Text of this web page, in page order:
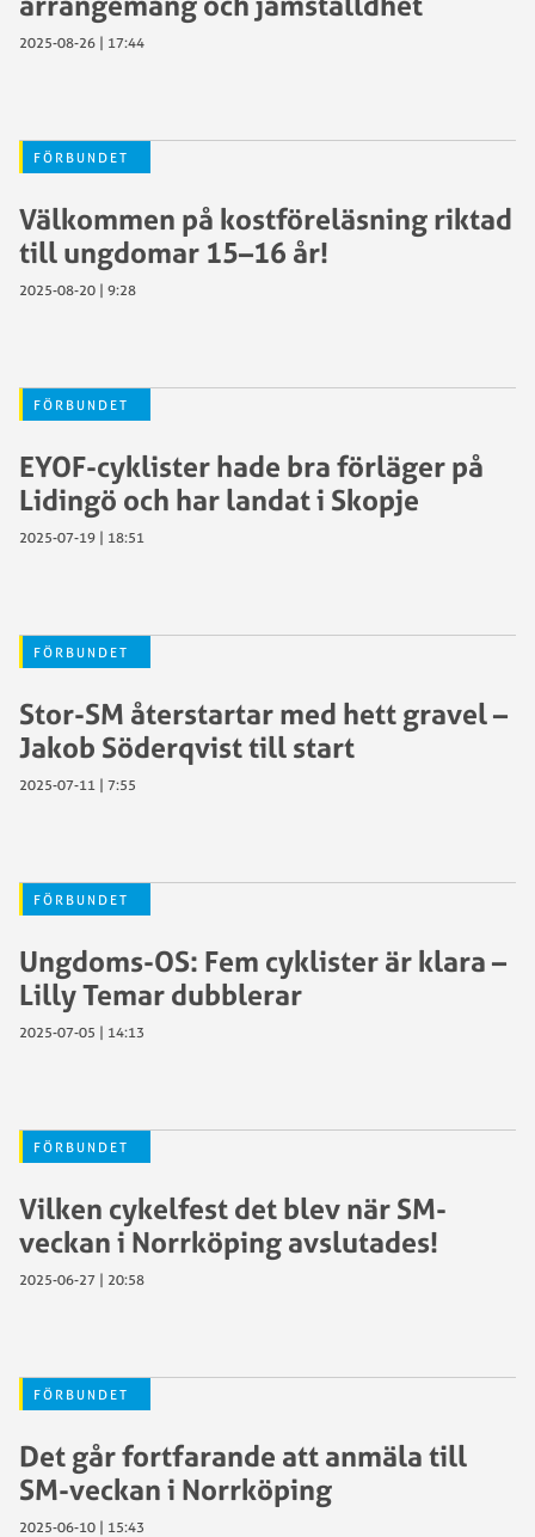
2025-08-26 | 17:44
FÖRBUNDET
Välkommen på kostföreläsning riktad
till ungdomar 15–16 år!
2025-08-20 | 9:28
FÖRBUNDET
EYOF-cyklister hade bra förläger på
Lidingö och har landat i Skopje
2025-07-19 | 18:51
FÖRBUNDET
Stor-SM återstartar med hett gravel –
Jakob Söderqvist till start
2025-07-11 | 7:55
FÖRBUNDET
Ungdoms-OS: Fem cyklister är klara –
Lilly Temar dubblerar
2025-07-05 | 14:13
FÖRBUNDET
Vilken cykelfest det blev när SM-
veckan i Norrköping avslutades!
2025-06-27 | 20:58
FÖRBUNDET
Det går fortfarande att anmäla till
SM-veckan i Norrköping
2025-06-10 | 15:43